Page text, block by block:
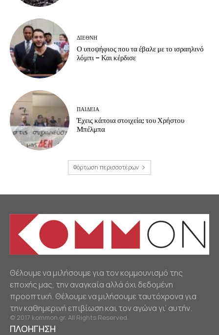
ΔΙΕΘΝΗ
Ο υποψήφιος που τα έβαλε με το ισραηλινό
λόμπι – Και κέρδισε
ΠΑΙΔΕΙΑ
Έχεις κάποια στοιχεία; του Χρήστου
Μπέλμπα
Φόρτωση περισσοτέρων
Θέλουμε να μιλήσουμε για τον κομμουνισμό της
εποχής μας, την αναγκαία αλλά όχι δεδομένη
προοπτική. Θέλουμε να μιλήσουμε ταυτόχρονα για
την καθημερινή επιβίωση και τον αγώνα γι’ αυτήν.
© 2017 kommon.gr. All Rights Reserved.
ΠΛΟΗΓΗΣΗ